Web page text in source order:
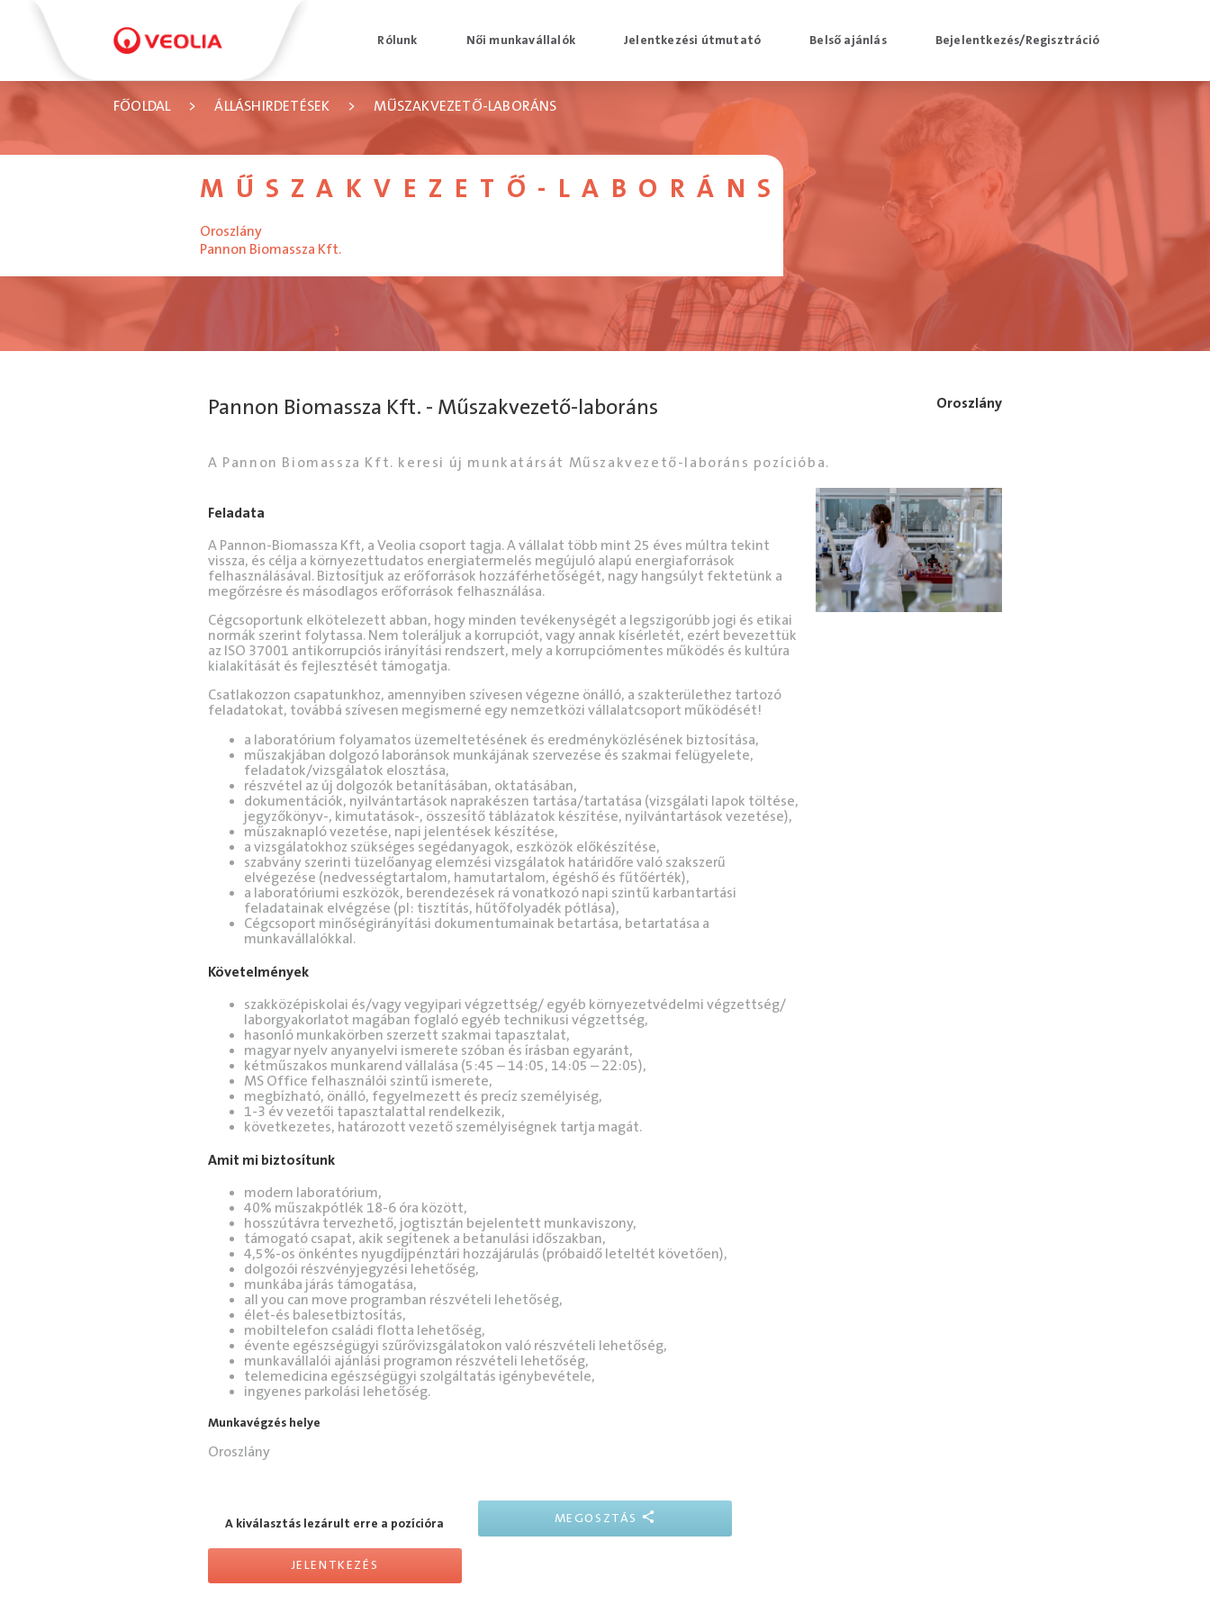
Bejelentkezés/Regisztráció
Belső ajánlás
Jelentkezési útmutató
Női munkavállalók
Rólunk
FŐOLDAL > ÁLLÁSHIRDETÉSEK > MŰSZAKVEZETŐ-LABORÁNS
MŰSZAKVEZETŐ-LABORÁNS
Oroszlány
Pannon Biomassza Kft.
Pannon Biomassza Kft. - Műszakvezető-laboráns Oroszlány
A Pannon Biomassza Kft. keresi új munkatársát Műszakvezető-laboráns pozícióba.
Feladata
A Pannon-Biomassza Kft, a Veolia csoport tagja. A vállalat több mint 25 éves múltra tekint
vissza, és célja a környezettudatos energiatermelés megújuló alapú energiaforrások
felhasználásával. Biztosítjuk az erőforrások hozzáférhetőségét, nagy hangsúlyt fektetünk a
megőrzésre és másodlagos erőforrások felhasználása.
Cégcsoportunk elkötelezett abban, hogy minden tevékenységét a legszigorúbb jogi és etikai
normák szerint folytassa. Nem toleráljuk a korrupciót, vagy annak kísérletét, ezért bevezettük
az ISO 37001 antikorrupciós irányítási rendszert, mely a korrupciómentes működés és kultúra
kialakítását és fejlesztését támogatja.
Csatlakozzon csapatunkhoz, amennyiben szívesen végezne önálló, a szakterülethez tartozó
feladatokat, továbbá szívesen megismerné egy nemzetközi vállalatcsoport működését!
a laboratórium folyamatos üzemeltetésének és eredményközlésének biztosítása,
műszakjában dolgozó laboránsok munkájának szervezése és szakmai felügyelete,
feladatok/vizsgálatok elosztása,
részvétel az új dolgozók betanításában, oktatásában,
dokumentációk, nyilvántartások naprakészen tartása/tartatása (vizsgálati lapok töltése,
jegyzőkönyv-, kimutatások-, összesítő táblázatok készítése, nyilvántartások vezetése),
műszaknapló vezetése, napi jelentések készítése,
a vizsgálatokhoz szükséges segédanyagok, eszközök előkészítése,
szabvány szerinti tüzelőanyag elemzési vizsgálatok határidőre való szakszerű
elvégezése (nedvességtartalom, hamutartalom, égéshő és fűtőérték),
a laboratóriumi eszközök, berendezések rá vonatkozó napi szintű karbantartási
feladatainak elvégzése (pl: tisztítás, hűtőfolyadék pótlása),
Cégcsoport minőségirányítási dokumentumainak betartása, betartatása a
munkavállalókkal.
Követelmények
szakközépiskolai és/vagy vegyipari végzettség/ egyéb környezetvédelmi végzettség/
laborgyakorlatot magában foglaló egyéb technikusi végzettség,
hasonló munkakörben szerzett szakmai tapasztalat,
magyar nyelv anyanyelvi ismerete szóban és írásban egyaránt,
kétműszakos munkarend vállalása (5:45 – 14:05, 14:05 – 22:05),
MS Office felhasználói szintű ismerete,
megbízható, önálló, fegyelmezett és precíz személyiség,
1-3 év vezetői tapasztalattal rendelkezik,
következetes, határozott vezető személyiségnek tartja magát.
Amit mi biztosítunk
modern laboratórium,
40% műszakpótlék 18-6 óra között,
hosszútávra tervezhető, jogtisztán bejelentett munkaviszony,
támogató csapat, akik segítenek a betanulási időszakban,
4,5%-os önkéntes nyugdíjpénztári hozzájárulás (próbaidő leteltét követően),
dolgozói részvényjegyzési lehetőség,
munkába járás támogatása,
all you can move programban részvételi lehetőség,
élet-és balesetbiztosítás,
mobiltelefon családi flotta lehetőség,
évente egészségügyi szűrővizsgálatokon való részvételi lehetőség,
munkavállalói ajánlási programon részvételi lehetőség,
telemedicina egészségügyi szolgáltatás igénybevétele,
ingyenes parkolási lehetőség.
Munkavégzés helye
Oroszlány
A kiválasztás lezárult erre a pozícióra
JELENTKEZÉS
MEGOSZTÁS